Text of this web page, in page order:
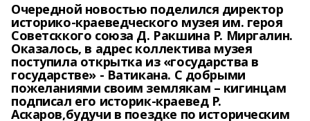
Очередной новостью поделился директор
историко-краеведческого музея им. героя
Советсккого союза Д. Ракшина Р. Миргалин.
Оказалось, в адрес коллектива музея
поступила открытка из «государства в
государстве» - Ватикана. С добрыми
пожеланиями своим землякам – кигинцам
подписал его историк-краевед Р.
Аскаров,будучи в поездке по историческим